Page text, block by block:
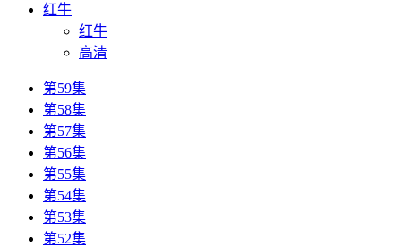
红牛
红牛
高清
第59集
第58集
第57集
第56集
第55集
第54集
第53集
第52集